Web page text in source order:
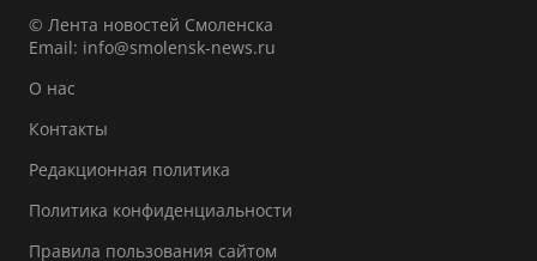
© Лента новостей Смоленска
Email: info@smolensk-news.ru
О нас
Контакты
Редакционная политика
Политика конфиденциальности
Правила пользования сайтом